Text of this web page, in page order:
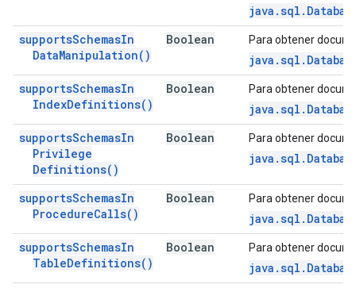
supportsSchemasIn
DataManipulation( )
Boolean Para obtener
supportsSchemasIn
IndexDefinitions( )
Boolean Para obtener
supportsSchemasIn
Privilege
Definitions( )
Boolean Para obtener
supportsSchemasIn
ProcedureCalls( )
Boolean Para obtener
supportsSchemasIn
TableDefinitions( )
Boolean Para obtener